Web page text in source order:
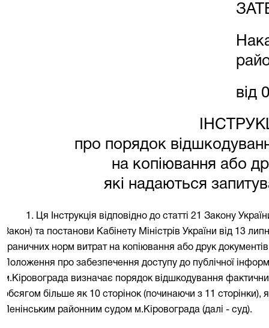
від
про порядок
на копіювання або
які надаються
1. Ця Інструкція відповідно до статті 21 Закону
Закон) та постанови Кабінету Міністрів України від 13
граничних норм витрат на копіювання або друк
Положення про забезпечення доступу до публічної
м.Кіровограда визначає порядок відшкодування
обсягом більше як 10 сторінок (починаючи з 11 сторінки),
Ленінським районним судом м.Кіровограда (далі - суд).